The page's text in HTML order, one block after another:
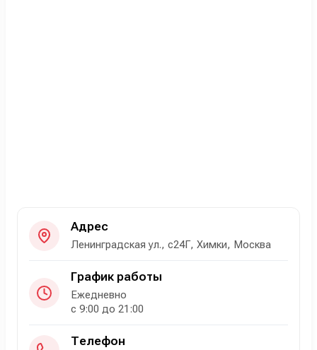
Адрес
Ленинградская ул., с24Г, Химки, Москва
График работы
Ежедневно
с 9:00 до 21:00
Телефон